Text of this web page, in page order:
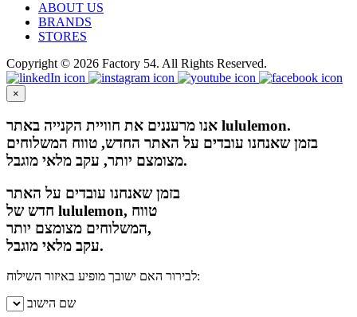
ABOUT US
BRANDS
STORES
Copyright © 2026 Factory 54. All Rights Reserved.
×
אנו מרעננים את חוויית הקנייה באתר lululemon.
בזמן שאנחנו עובדים על האתר החדש, טווח המשלוחים
מצומצם יותר, עקב מלאי מוגבל.
בזמן שאנחנו עובדים על האתר
חדש של lululemon, טווח
המשלוחים מצומצם יותר,
עקב מלאי מוגבל.
לבירור האם ישובך מופיע באיזור השילוח:
שם הישוב